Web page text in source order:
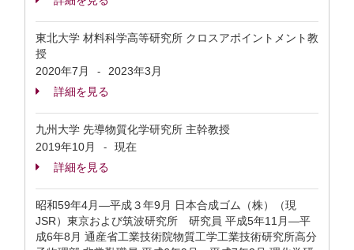
東北大学 材料科学高等研究所 クロスアポイントメント教
授
2020年7月
-
2023年3月
詳細を見る
九州大学 先導物質化学研究所 主幹教授
2019年10月
-
現在
詳細を見る
昭和59年4月—平成３年9月 日本合成ゴム（株）（現
JSR）東京および筑波研究所 研究員 平成5年11月—平
成6年8月 通産省工業技術院物質工学工業技術研究所高分